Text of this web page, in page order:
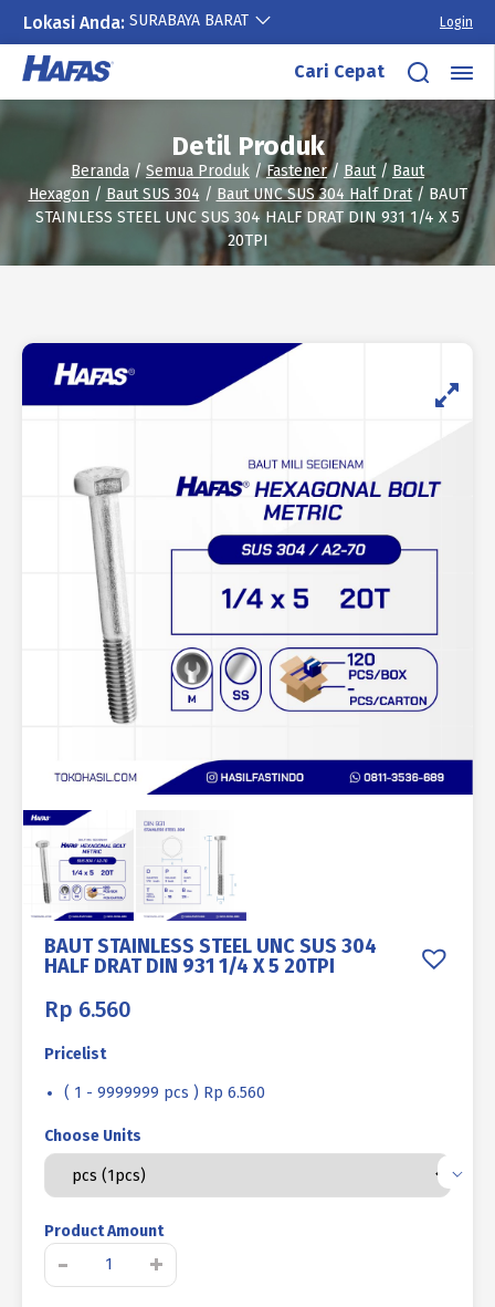
Lokasi Anda: SURABAYA BARAT Login
Lewati
konten
Cari Cepat
Detil Produk
Beranda/ Semua Produk /Fastener/ Baut/ Baut
Hexagon / Baut SUS 304 / Baut UNC SUS 304 Half Drat/ BAUT
STAINLESS STEEL UNC SUS 304 HALF DRAT DIN 931 1/4 X 5
20TPI
BAUT STAINLESS STEEL UNC SUS 304
HALF DRAT DIN 931 1/4 X 5 20TPI
Rp 6.560
Pricelist
( 1 - 9999999 pcs ) Rp 6.560
Choose Units
Product Amount
-
Kuantitas
+